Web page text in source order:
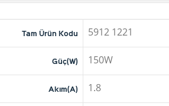
Tam Ürün Kodu 5912 1221
Güç(W) 150W
Akım(A) 1.8